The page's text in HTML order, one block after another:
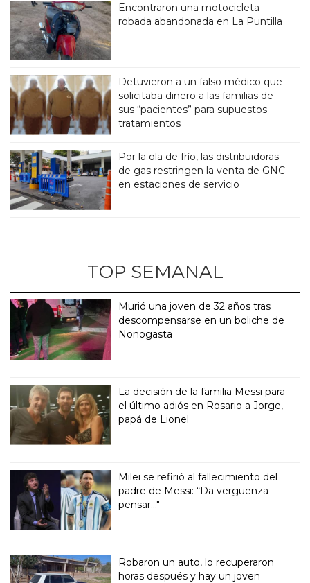
Encontraron una motocicleta
robada abandonada en La Puntilla
Detuvieron a un falso médico que
solicitaba dinero a las familias de
sus “pacientes” para supuestos
tratamientos
Por la ola de frío, las distribuidoras
de gas restringen la venta de GNC
en estaciones de servicio
TOP SEMANAL
Murió una joven de 32 años tras
descompensarse en un boliche de
Nonogasta
La decisión de la familia Messi para
el último adiós en Rosario a Jorge,
papá de Lionel
Milei se refirió al fallecimiento del
padre de Messi: “Da vergüenza
pensar..."
Robaron un auto, lo recuperaron
horas después y hay un joven